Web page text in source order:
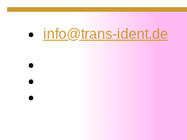
Zum
Inhalt
info@trans-ident.de